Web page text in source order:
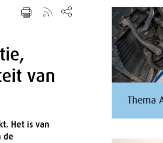
van
Het is van
de
Thema